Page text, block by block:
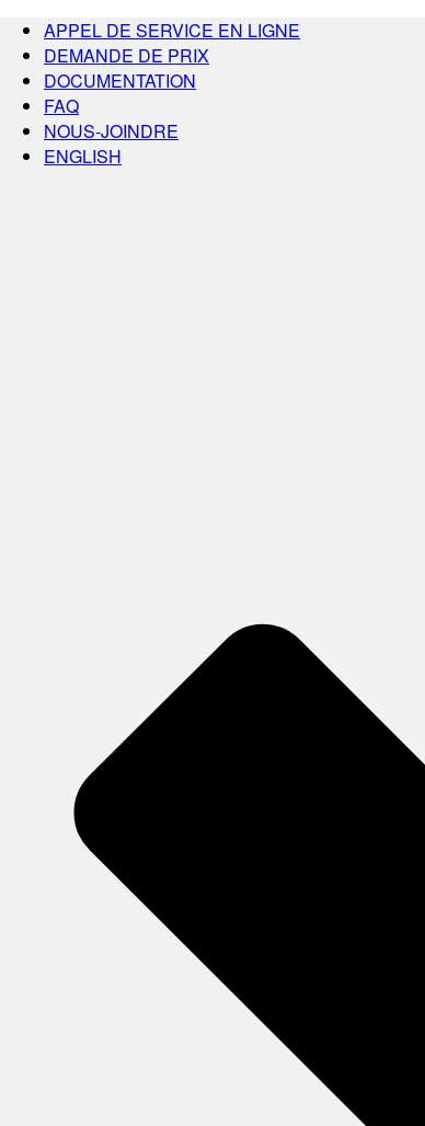
APPEL DE SERVICE EN LIGNE
DEMANDE DE PRIX
DOCUMENTATION
FAQ
NOUS-JOINDRE
ENGLISH